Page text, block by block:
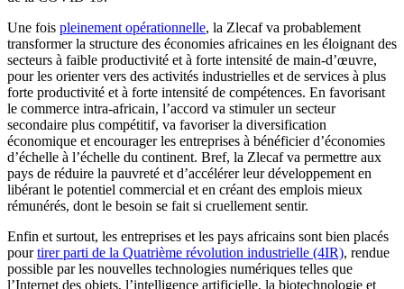
Une fois pleinement opérationnelle, la Zlecaf va probablement
transformer la structure des économies africaines en les éloignant des
secteurs à faible productivité et à forte intensité de main-d’œuvre,
pour les orienter vers des activités industrielles et de services à plus
forte productivité et à forte intensité de compétences. En favorisant
le commerce intra-africain, l’accord va stimuler un secteur
secondaire plus compétitif, va favoriser la diversification
économique et encourager les entreprises à bénéficier d’économies
d’échelle à l’échelle du continent. Bref, la Zlecaf va permettre aux
pays de réduire la pauvreté et d’accélérer leur développement en
libérant le potentiel commercial et en créant des emplois mieux
rémunérés, dont le besoin se fait si cruellement sentir.
Enfin et surtout, les entreprises et les pays africains sont bien placés
pourtirer parti de la Quatrième révolution industrielle (4IR), rendue
possible par les nouvelles technologies numériques telles que
l’Internet des objets, l’intelligence artificielle, la biotechnologie et